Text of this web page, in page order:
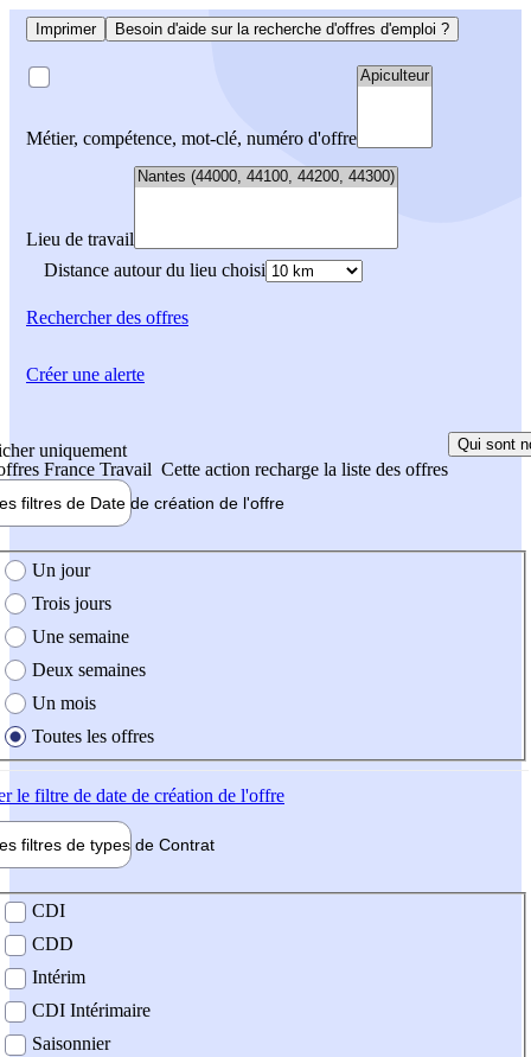
Imprimer Besoin d'aide sur la recherche d'offres d'emploi ?
Métier, compétence, mot-clé, numéro d'offre
Lieu de travail
Distance autour du lieu choisi
Rechercherdes offres
uniquement
France Travail Cette action recharge la liste des offres
Qui sont
filtres de Date de création de l'offre
création de l'offre
Un jour
Trois jours
Une semaine
Deux semaines
Un mois
Toutes les offres
le filtre de date de création de l'offre
filtres de types de Contrat
contrat
CDI
CDD
Intérim
CDI Intérimaire
Saisonnier
Créer une alerte